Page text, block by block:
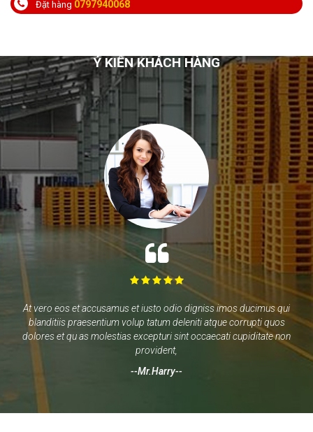
Đặt hàng 0797940068
Ý KIẾN KHÁCH HÀNG
At vero eos et accusamus et iusto odio digniss imos ducimus qui
blanditiis praesentium volup tatum deleniti atque corrupti quos
dolores et qu as molestias excepturi sint occaecati cupiditate non
provident
--Mr.Harry--